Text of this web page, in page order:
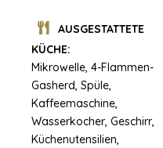
AUSGESTATTETE
KÜCHE:
Mikrowelle, 4-Flammen-
Gasherd, Spüle,
Kaffeemaschine,
Wasserkocher, Geschirr,
Küchenutensilien,